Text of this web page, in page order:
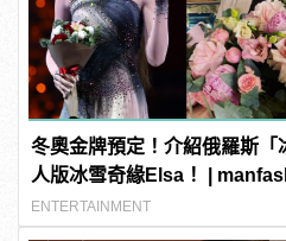
冬奧金牌預定！介紹俄羅斯「
人版冰雪奇緣Elsa！ |
ENTERTAINMENT